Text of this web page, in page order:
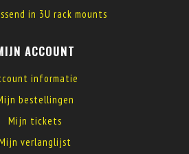
in 3U rack mounts
ACCOUNT
informatie
bestellingen
Mijn tickets
verlanglijst